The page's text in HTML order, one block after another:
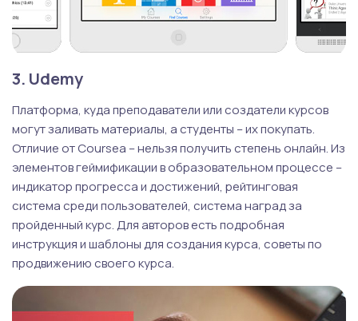
3. Udemy
Платформа, куда преподаватели или создатели курсов
могут заливать материалы, а студенты – их покупать.
Отличие от Coursea – нельзя получить степень онлайн. Из
элементов геймификации в образовательном процессе –
индикатор прогресса и достижений, рейтинговая
система среди пользователей, система наград за
пройденный курс. Для авторов есть подробная
инструкция и шаблоны для создания курса, советы по
продвижению своего курса.